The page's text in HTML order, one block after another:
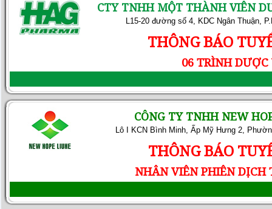
CTY TNHH MỘT THÀNH VIÊN
L15-20 đường số 4, KDC Ngân Thuận,
THÔNG BÁO
06 TRÌNH DƯỢC
CÔNG TY TNHH NEW
Lô I KCN Bình Minh, Ấp Mỹ Hưng 2,
THÔNG BÁO
NHÂN VIÊN PHIÊN DỊCH